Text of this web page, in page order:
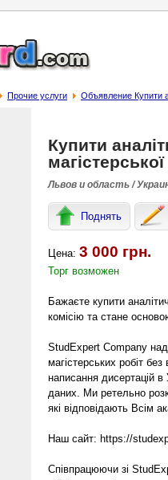
Прочие услуги Объявление Купити
Купити
Львов и область /
Поднять
Цена: 3 000 грн.
Торг возможен
Бажаєте купити
комісію та стане
StudExpert Company
магістерських робіт
написання дисертацій в
даних. Ми ретельно
які відповідають Всім
Наш сайт: https://
Співпрацюючи зі